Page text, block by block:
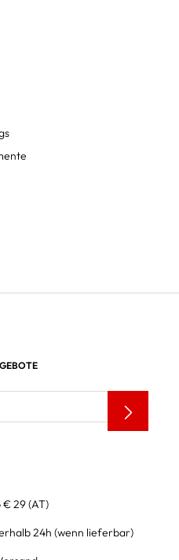
29 (AT)
24h (wenn lieferbar)